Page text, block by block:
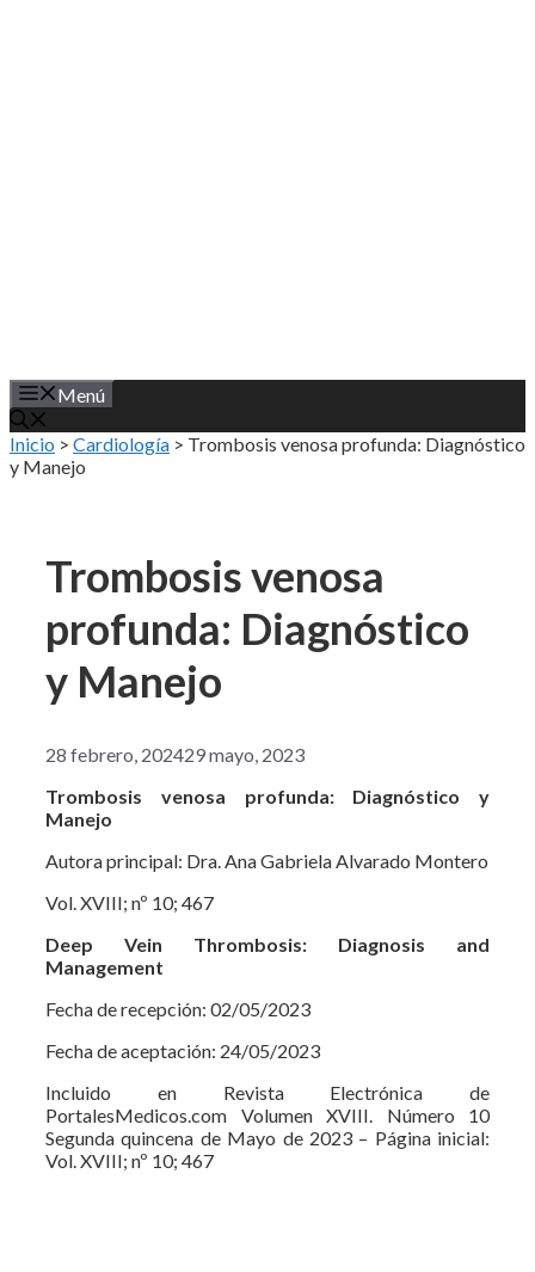
Menú
Inicio > Cardiología > Trombosis venosa profunda: Diagnóstico
y Manejo
Trombosis venosa
profunda: Diagnóstico
y Manejo
28 febrero, 202429 mayo, 2023
Trombosis venosa profunda: Diagnóstico y
Manejo
Autora principal: Dra. Ana Gabriela Alvarado Montero
Vol. XVIII; nº 10; 467
Deep Vein Thrombosis: Diagnosis and
Management
Fecha de recepción: 02/05/2023
Fecha de aceptación: 24/05/2023
Incluido en Revista Electrónica de
PortalesMedicos.com Volumen XVIII. Número 10
Segunda quincena de Mayo de 2023 – Página inicial:
Vol. XVIII; nº 10; 467